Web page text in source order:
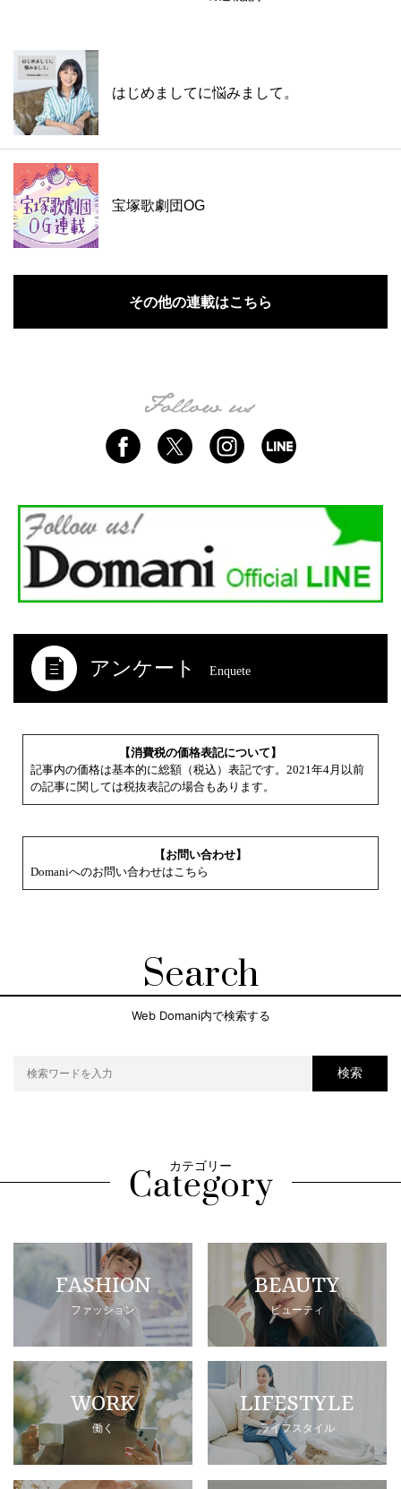
はじめましてに悩みまして。
宝塚歌劇団OG
その他の連載はこちら
アンケート Enquete
【消費税の価格表記について】
記事内の価格は基本的に総額（税込）表記です。2021年4月以前
の記事に関しては税抜表記の場合もあります。
【お問い合わせ】
Domaniへのお問い合わせはこちら
Search
Web Domani内で検索する
検索
カテゴリー
FASHION
ファッション
BEAUTY
ビューティ
WORK
働く
LIFESTYLE
ライフスタイル